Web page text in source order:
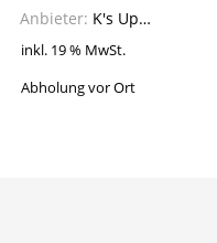
Anbieter: K's Upcycling
inkl. 19 % MwSt.
Abholung vor Ort